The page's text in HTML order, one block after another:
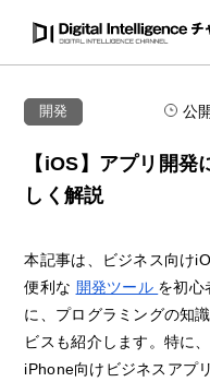
開発 公
【iOS】アプリ開
しく解説
本記事は、ビジネス向け
便利な 開発ツール を初心
に、プログラミングの知
ビスも紹介します。特に
iPhone向けビジネスアプ